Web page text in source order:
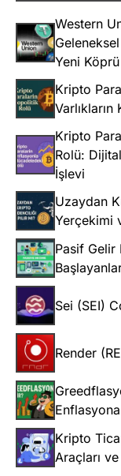
Western
Yeni Köprü
Kripto
Kripto
Rolü:
İşlevi
Uzaydan
Yerçekimi
Pasif Gelir
Sei (SEI)
Render
Kripto
Araçları